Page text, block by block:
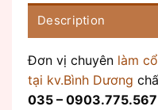
Description
Đơn vị chuyên làm
tại kv.Bình Dương
035 –